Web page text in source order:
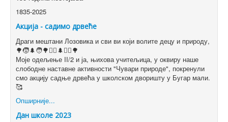
1835-2025
Акција - садимо дрвеће
Драги мештани Лозовика и сви ви који волите децу и природу,
🌳🧒🌲🧑🌳👱‍♀️🌲👱‍♂️🌳
Моје одељење II/2 и ја, њихова учитељица, у оквиру наше
слободне наставне активности "Чувари природе", покренули
смо акцију садње дрвећа у школском дворишту у Бугар мали.
🥰
Опширније...
Дан школе 2023